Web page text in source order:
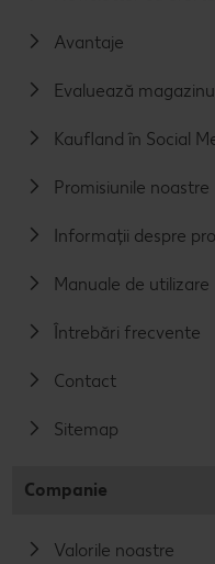
Avantaje
Evaluează
Kaufland în Social
Promisiunile noastre
Informații despre
Manuale de utilizare
Întrebări frecvente
Contact
Sitemap
Companie
Valorile noastre